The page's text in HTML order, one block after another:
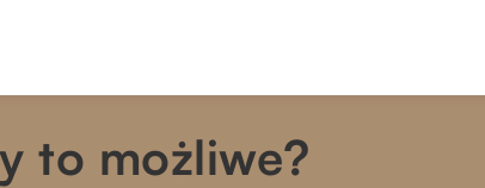
to możliwe?